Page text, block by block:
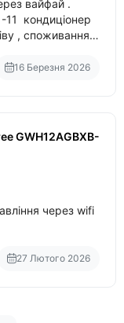
вайфай .
11 кондиціонер
, споживання
16 Березня 2026
GWH12AGBXB-
через wifi
27 Лютого 2026